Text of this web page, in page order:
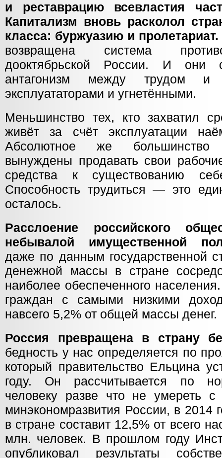
и реставрацию всевластия
Капитализм вновь расколол
класса: буржуазию и пролетариат.
возвращена система
дооктябрьской России. И они
антагонизм между трудом и
эксплуататорами и угнетёнными.
Меньшинство тех, кто захватил
живёт за счёт эксплуатации
Абсолютное же
вынуждены продавать свои
средства к существованию
Способность трудиться — это
осталось.
Расслоение российского
небывалой имущественной
даже по данным государственной
денежной массы в стране
наиболее обеспеченного
граждан с самыми низкими
навсего 5,2% от общей массы денег.
Россия превращена в страну
бедность у нас определяется по
который правительство Ельцина
году. Он рассчитывается по
человеку разве что не умереть
минэкономразвития России, в 2014
в стране составит 12,5% от всего
млн. человек. В прошлом году
опубликовал результаты